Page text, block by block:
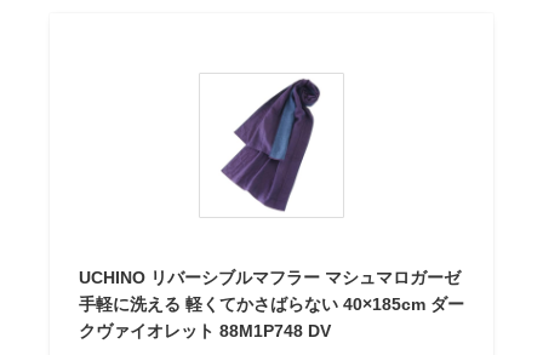
UCHINO リバーシブルマフラー マシュマロガーゼ
手軽に洗える 軽くてかさばらない 40×185cm ダー
クヴァイオレット 88M1P748 DV